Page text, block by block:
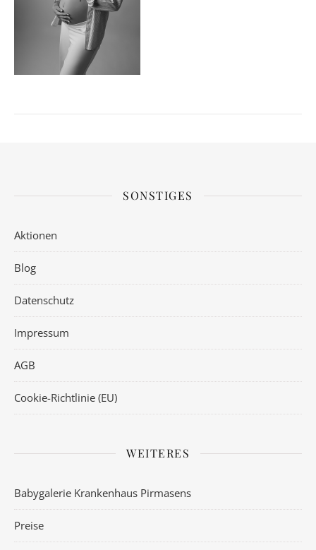
SONSTIGES
Aktionen
Blog
Datenschutz
Impressum
AGB
Cookie-Richtlinie (EU)
WEITERES
Babygalerie Krankenhaus Pirmasens
Preise